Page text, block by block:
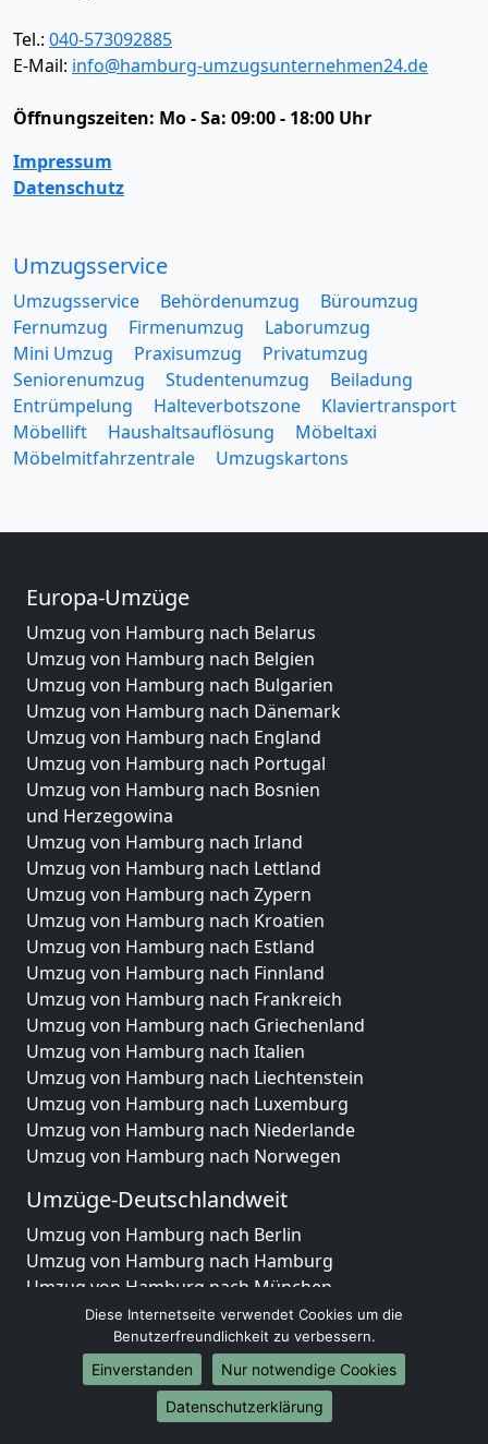
Tel.: 040-573092885
E-Mail: info@hamburg-umzugsunternehmen24.de
Öffnungszeiten: Mo - Sa: 09:00 - 18:00 Uhr
Impressum
Datenschutz
Umzugsservice
Umzugsservice Behördenumzug
Büroumzug
Fernumzug
Firmenumzug
Laborumzug
Mini Umzug
Praxisumzug
Privatumzug
Seniorenumzug
Studentenumzug
Beiladung
Entrümpelung
Halteverbotszone
Klaviertransport
Möbellift
Haushaltsauflösung
Möbeltaxi
Möbelmitfahrzentrale
Umzugskartons
Europa-Umzüge
Umzug von Hamburg nach Belarus
Umzug von Hamburg nach Belgien
Umzug von Hamburg nach Bulgarien
Umzug von Hamburg nach Dänemark
Umzug von Hamburg nach England
Umzug von Hamburg nach Portugal
Umzug von Hamburg nach Bosnien
und Herzegowina
Umzug von Hamburg nach Irland
Umzug von Hamburg nach Lettland
Umzug von Hamburg nach Zypern
Umzug von Hamburg nach Kroatien
Umzug von Hamburg nach Estland
Umzug von Hamburg nach Finnland
Umzug von Hamburg nach Frankreich
Umzug von Hamburg nach Griechenland
Umzug von Hamburg nach Italien
Umzug von Hamburg nach Liechtenstein
Umzug von Hamburg nach Luxemburg
Umzug von Hamburg nach Niederlande
Umzug von Hamburg nach Norwegen
Umzüge-Deutschlandweit
Umzug von Hamburg nach Berlin
Umzug von Hamburg nach Hamburg
Umzug von Hamburg nach München
Umzug von Hamburg nach Köln
Umzug von Hamburg nach Frankfurt am Main
Umzug von Hamburg nach Stuttgart
Umzug von Hamburg nach Düsseldorf
Umzug von Hamburg nach Leipzig
Diese Internetseite verwendet Cookies um die
Benutzerfreundlichkeit zu verbessern.
Einverstanden
Nur notwendige Cookies
Datenschutzerklärung